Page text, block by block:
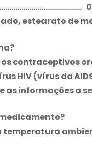
estearato de
contraceptivos
HIV (vírus da
as informações a